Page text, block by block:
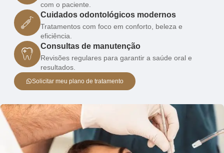
com o paciente.
Cuidados odontológicos modernos
Tratamentos com foco em conforto, beleza e
eficiência.
Consultas de manutenção
Revisões regulares para garantir a saúde oral e
resultados.
Solicitar meu plano de tratamento